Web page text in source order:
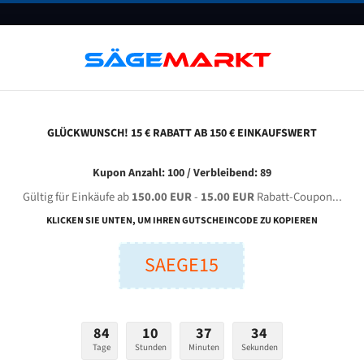
FAQ GUTSCHEINE BLOG KONTAKT
KASTOtec AM 4 für 6830 mm Bi-Metall
Breite (mm):
GLÜCKWUNSCH! 15 € RABATT AB 150 € EINKAUFSWERT
Kupon Anzahl: 100 / Verbleibend: 89
Gültig für Einkäufe ab150.00 EUR- 15.00 EURRabatt-Coupon...
KLICKEN SIE UNTEN, UM IHREN GUTSCHEINCODE ZU KOPIEREN
SAEGE15
84
Tage
10
Stunden
37
Minuten
33
Sekunden